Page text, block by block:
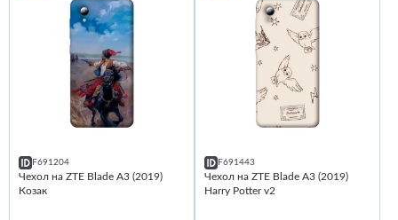
F691204
Чехол на ZTE Blade A3 (2019)
Козак
F691443
Чехол на ZTE Blade A3 (2019)
Harry Potter v2